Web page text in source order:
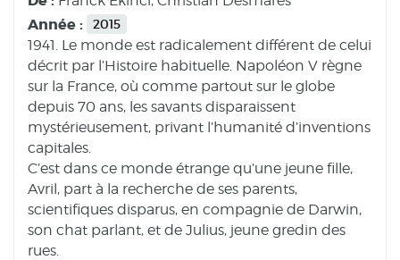
Année : 2015
1941. Le monde est radicalement différent de celui
décrit par l’Histoire habituelle. Napoléon V règne
sur la France, où comme partout sur le globe
depuis 70 ans, les savants disparaissent
mystérieusement, privant l’humanité d’inventions
capitales.
C’est dans ce monde étrange qu’une jeune fille,
Avril, part à la recherche de ses parents,
scientifiques disparus, en compagnie de Darwin,
son chat parlant, et de Julius, jeune gredin des
rues.